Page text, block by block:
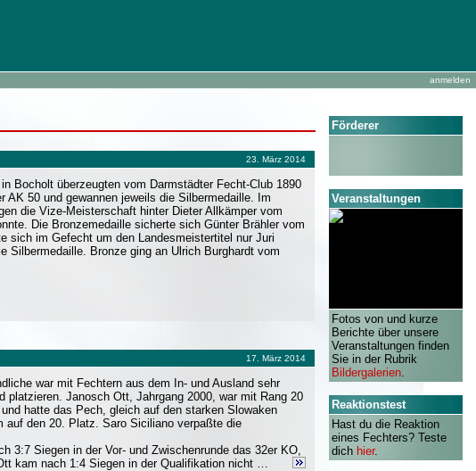
anmelden
23. März 2014
Bocholt überzeugten vom Darmstädter Fecht-Club 1890
AK 50 und gewannen jeweils die Silbermedaille. Im
die Vize-Meisterschaft hinter Dieter Allkämper vom
Die Bronzemedaille sicherte sich Günter Brähler vom
sich im Gefecht um den Landesmeistertitel nur Juri
Silbermedaille. Bronze ging an Ulrich Burghardt vom
17. März 2014
war mit Fechtern aus dem In- und Ausland sehr
Janosch Ott, Jahrgang 2000, war mit Rang 20
hatte das Pech, gleich auf den starken Slowaken
auf den 20. Platz. Saro Siciliano verpaßte die
3:7 Siegen in der Vor- und Zwischenrunde das 32er KO,
kam nach 1:4 Siegen in der Qualifikation nicht …
Förderer
Veranstaltungen
Fotos von und kurze
Berichte über unsere
Veranstaltungen finden
Sie in der Rubrik
Bildergalerien.
Reaktionstest
Hast du die Reaktion
eines Fechters? Teste
dich hier.